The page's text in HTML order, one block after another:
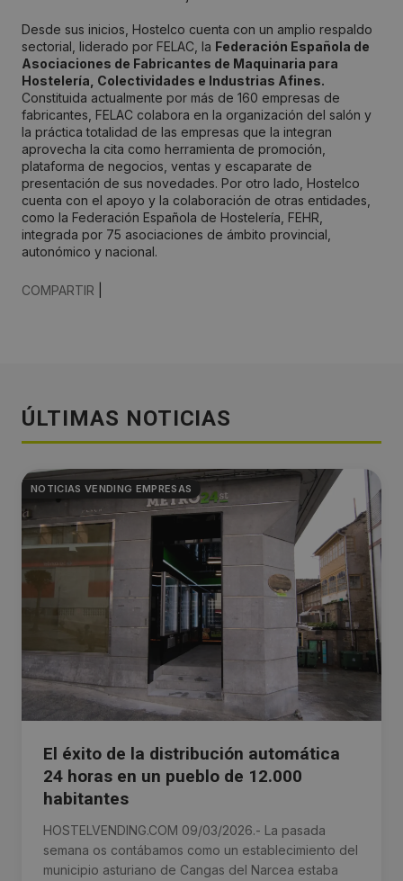
Desde sus inicios, Hostelco cuenta con un amplio respaldo
sectorial, liderado por FELAC, la Federación Española de
Asociaciones de Fabricantes de Maquinaria para
Hostelería, Colectividades e Industrias Afines.
Constituida actualmente por más de 160 empresas de
fabricantes, FELAC colabora en la organización del salón y
la práctica totalidad de las empresas que la integran
aprovecha la cita como herramienta de promoción,
plataforma de negocios, ventas y escaparate de
presentación de sus novedades. Por otro lado, Hostelco
cuenta con el apoyo y la colaboración de otras entidades,
como la Federación Española de Hostelería, FEHR,
integrada por 75 asociaciones de ámbito provincial,
autonómico y nacional.
COMPARTIR
ÚLTIMAS NOTICIAS
NOTICIAS VENDING EMPRESAS
El éxito de la distribución automática
24 horas en un pueblo de 12.000
habitantes
HOSTELVENDING.COM 09/03/2026.- La pasada
semana os contábamos como un establecimiento del
municipio asturiano de Cangas del Narcea estaba